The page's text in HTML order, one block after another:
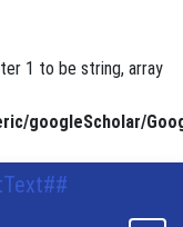
1 to be string, array
googleScholar/
người bệnh loét dạ